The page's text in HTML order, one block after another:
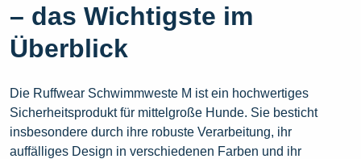
– das Wichtigste im
Überblick
Die Ruffwear Schwimmweste M ist ein hochwertiges
Sicherheitsprodukt für mittelgroße Hunde. Sie besticht
insbesondere durch ihre robuste Verarbeitung, ihr
auffälliges Design in verschiedenen Farben und ihr